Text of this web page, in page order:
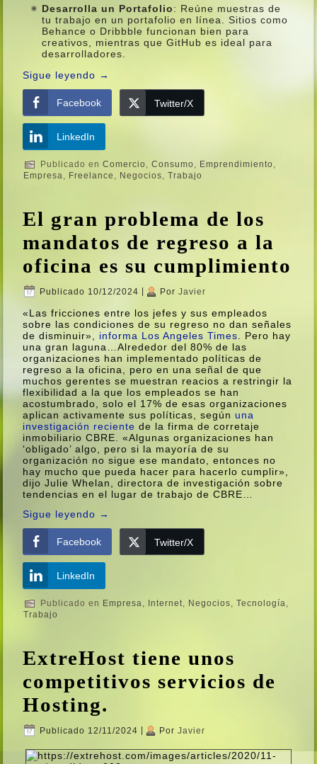
Desarrolla un Portafolio: Reúne muestras de
tu trabajo en un portafolio en lí­nea. Sitios como
Behance o Dribbble funcionan bien para
creativos, mientras que GitHub es ideal para
desarrolladores.
Sigue leyendo →
Facebook Twitter/X
LinkedIn
Publicado en Comercio ,Consumo Emprendimiento
Empresa, Freelance , Negocios,Trabajo
El gran problema de los
mandatos de regreso a la
oficina es su cumplimiento
Publicado 10/12/2024 Por Javier
«Las fricciones entre los jefes y sus empleados
sobre las condiciones de su regreso no dan señales
de disminuir», informa Los Angeles Times. Pero hay
una gran laguna…Alrededor del 80% de las
organizaciones han implementado polí­ticas de
regreso a la oficina, pero en una señal de que
muchos gerentes se muestran reacios a restringir la
flexibilidad a la que los empleados se han
acostumbrado, solo el 17% de esas organizaciones
aplican activamente sus polí­ticas, según una
investigación reciente de la firma de corretaje
inmobiliario CBRE. «Algunas organizaciones han
‘obligado’ algo, pero si la mayorí­a de su
organización no sigue ese mandato, entonces no
hay mucho que pueda hacer para hacerlo cumplir»,
dijo Julie Whelan, directora de investigación sobre
tendencias en el lugar de trabajo de CBRE…
Sigue leyendo →
Facebook Twitter/X
LinkedIn
Publicado en Empresa Internet Negocios ,Tecnologí­a
Trabajo
ExtreHost tiene unos
competitivos servicios de
Hosting.
Publicado 12/11/2024 Por Javier